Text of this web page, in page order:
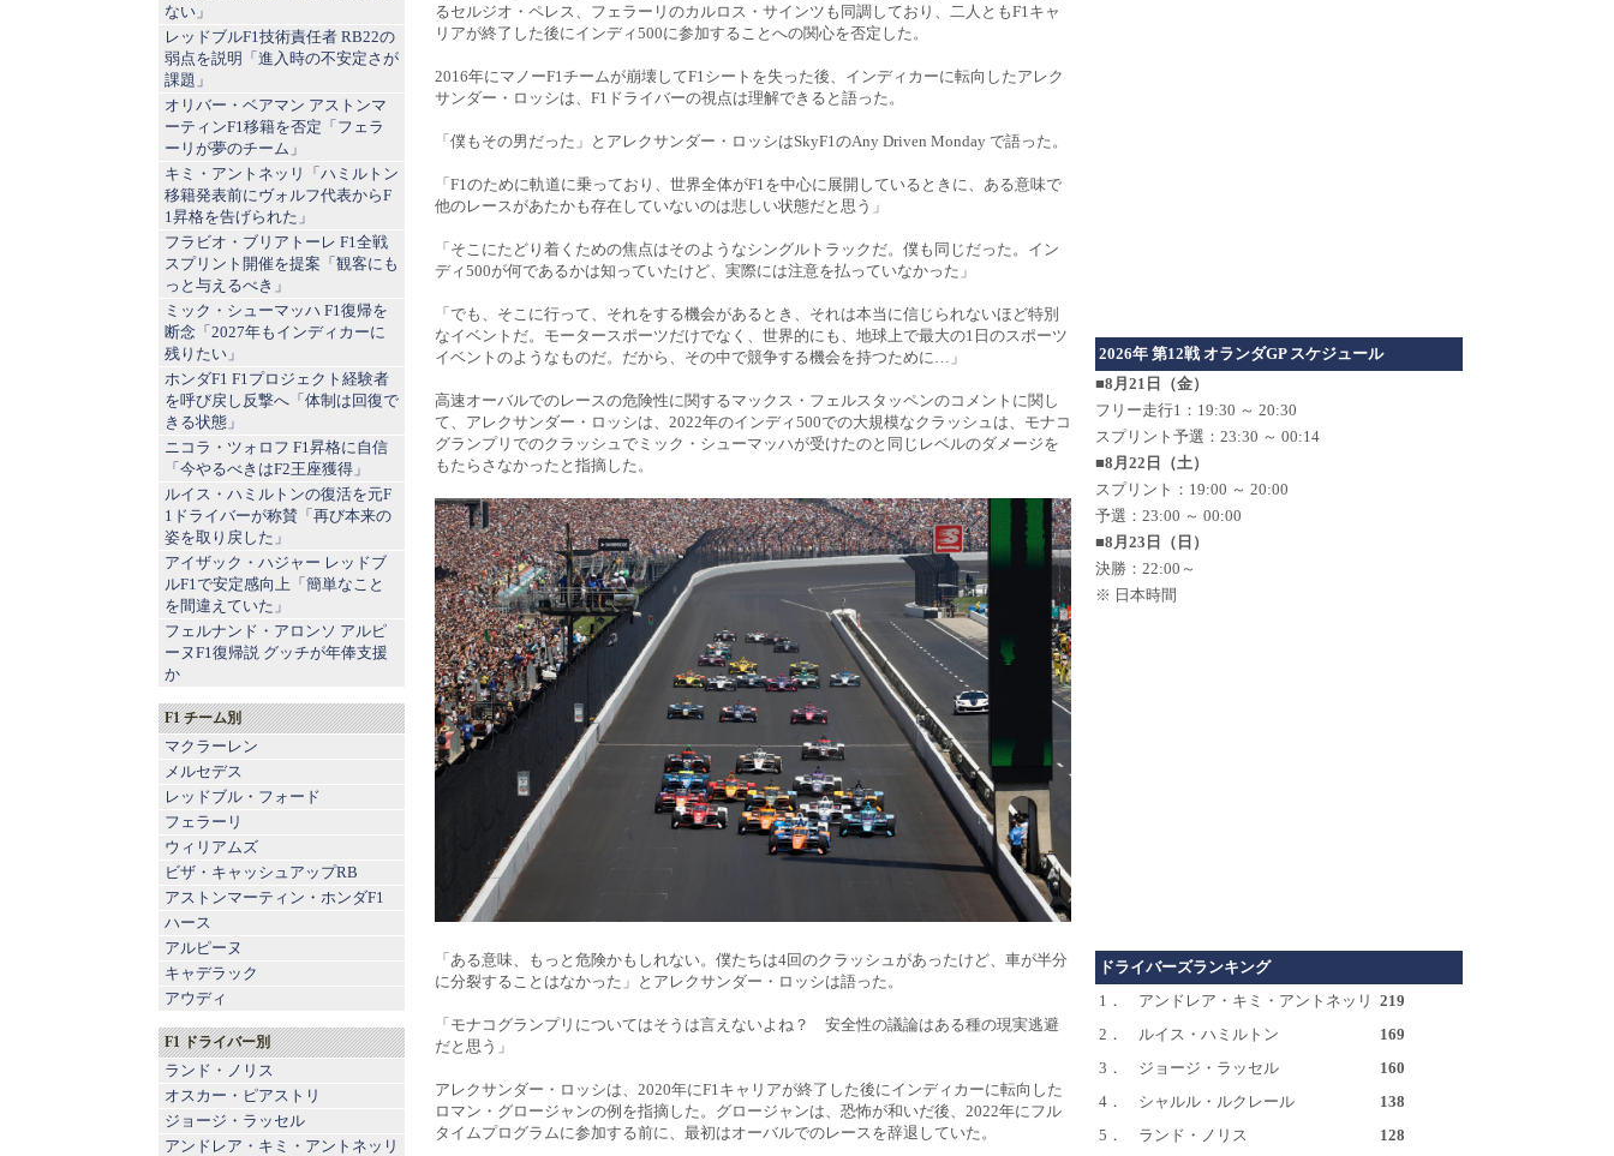
るセルジオ・ペレス、フェラーリのカルロス・サインツも同調しており、二人ともF1キャ
リアが終了した後にインディ500に参加することへの関心を否定した。
2016年にマノーF1チームが崩壊してF1シートを失った後、インディカーに転向したアレク
サンダー・ロッシは、F1ドライバーの視点は理解できると語った。
「僕もその男だった」とアレクサンダー・ロッシはSkyF1のAny Driven Monday で語った。
「F1のために軌道に乗っており、世界全体がF1を中心に展開しているときに、ある意味で
他のレースがあたかも存在していないのは悲しい状態だと思う」
「そこにたどり着くための焦点はそのようなシングルトラックだ。僕も同じだった。イン
ディ500が何であるかは知っていたけど、実際には注意を払っていなかった」
「でも、そこに行って、それをする機会があるとき、それは本当に信じられないほど特別
なイベントだ。モータースポーツだけでなく、世界的にも、地球上で最大の1日のスポーツ
イベントのようなものだ。だから、その中で競争する機会を持つために…」
高速オーバルでのレースの危険性に関するマックス・フェルスタッペンのコメントに関し
て、アレクサンダー・ロッシは、2022年のインディ500での大規模なクラッシュは、モナコ
グランプリでのクラッシュでミック・シューマッハが受けたのと同じレベルのダメージを
もたらさなかったと指摘した。
「ある意味、もっと危険かもしれない。僕たちは4回のクラッシュがあったけど、車が半分
に分裂することはなかった」とアレクサンダー・ロッシは語った。
「モナコグランプリについてはそうは言えないよね？ 安全性の議論はある種の現実逃避
だと思う」
アレクサンダー・ロッシは、2020年にF1キャリアが終了した後にインディカーに転向した
ロマン・グロージャンの例を指摘した。グロージャンは、恐怖が和いだ後、2022年にフル
タイムプログラムに参加する前に、最初はオーバルでのレースを辞退していた。
ない」
レッドブルF1技術責任者 RB22の
弱点を説明「進入時の不安定さが
課題」
オリバー・ベアマン アストンマ
ーティンF1移籍を否定「フェラ
ーリが夢のチーム」
キミ・アントネッリ「ハミルトン
移籍発表前にヴォルフ代表からF
1昇格を告げられた」
フラビオ・ブリアトーレ F1全戦
スプリント開催を提案「観客にも
っと与えるべき」
ミック・シューマッハ F1復帰を
断念「2027年もインディカーに
残りたい」
ホンダF1 F1プロジェクト経験者
を呼び戻し反撃へ「体制は回復で
きる状態」
ニコラ・ツォロフ F1昇格に自信
「今やるべきはF2王座獲得」
ルイス・ハミルトンの復活を元F
1ドライバーが称賛「再び本来の
姿を取り戻した」
アイザック・ハジャー レッドブ
ルF1で安定感向上「簡単なこと
を間違えていた」
フェルナンド・アロンソ アルピ
ーヌF1復帰説 グッチが年俸支援
か
F1 チーム別
マクラーレン
メルセデス
レッドブル ・ フォード
フェラーリ
ウィリアムズ
ビザ・キャッシュアップRB
アストンマーティン ・ ホンダF1
ハース
アルピーヌ
キャデラック
アウディ
F1 ドライバー別
ランド・ノリス
オスカー・ピアストリ
ジョージ・ラッセル
アンドレア・キミ・アントネッリ
2026年 第12戦 オランダGP スケジュール
■8月21日（金）
フリー走行1：19:30 ～ 20:30
スプリント予選：23:30 ～ 00:14
■8月22日（土）
スプリント：19:00 ～ 20:00
予選：23:00 ～ 00:00
■8月23日（日）
決勝：22:00～
※ 日本時間
ドライバーズランキング
1．
アンドレア・キミ・アントネッリ 219
2．
ルイス・ハミルトン
169
3．
ジョージ・ラッセル
160
4．
シャルル・ルクレール
138
5．
ランド・ノリス
128